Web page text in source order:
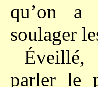
qu’on
soulager
parler le